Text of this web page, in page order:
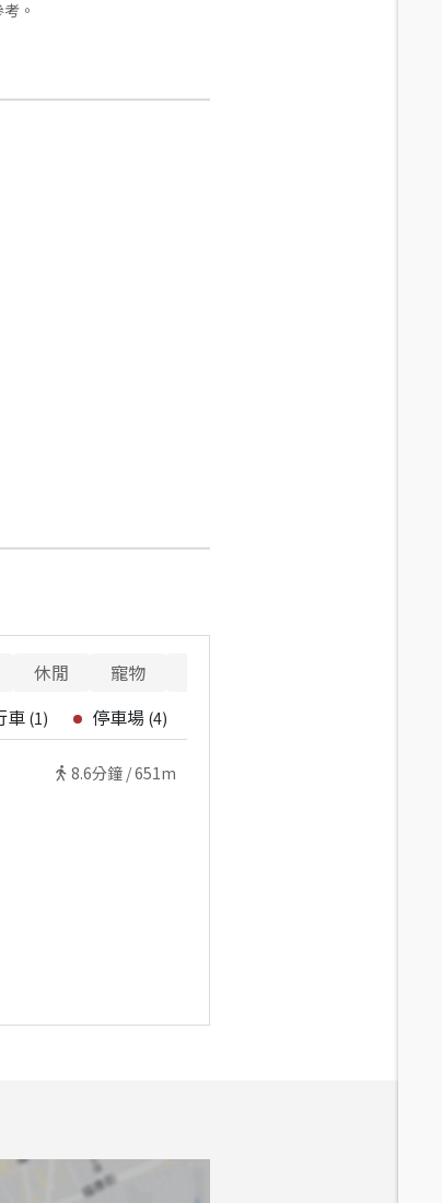
。
休閒 寵物
車(1) 停車場 (4)
8.6分鐘 /651m